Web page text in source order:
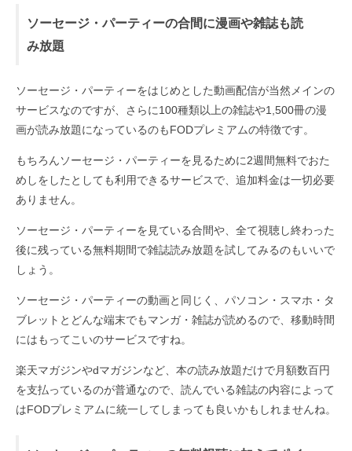
ソーセージ・パーティーの合間に漫画や雑誌も読
み放題
ソーセージ・パーティーをはじめとした動画配信が当然メインの
サービスなのですが、さらに100種類以上の雑誌や1,500冊の漫
画が読み放題になっているのもFODプレミアムの特徴です。
もちろんソーセージ・パーティーを見るために2週間無料でおた
めしをしたとしても利用できるサービスで、追加料金は一切必要
ありません。
ソーセージ・パーティーを見ている合間や、全て視聴し終わった
後に残っている無料期間で雑誌読み放題を試してみるのもいいで
しょう。
ソーセージ・パーティーの動画と同じく、パソコン・スマホ・タ
ブレットとどんな端末でもマンガ・雑誌が読めるので、移動時間
にはもってこいのサービスですね。
楽天マガジンやdマガジンなど、本の読み放題だけで月額数百円
を支払っているのが普通なので、読んでいる雑誌の内容によって
はFODプレミアムに統一してしまっても良いかもしれませんね。